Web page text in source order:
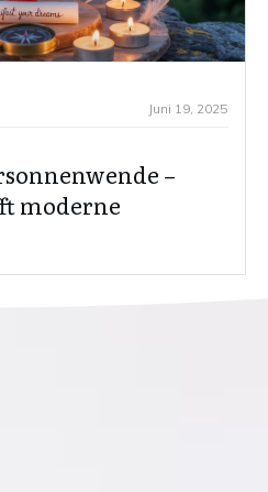
Juni 19, 2025
–
moderne